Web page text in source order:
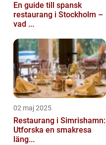
En guide till spansk
restaurang i Stockholm –
vad ...
02 maj 2025
Restaurang i Simrishamn:
Utforska en smakresa
läng...